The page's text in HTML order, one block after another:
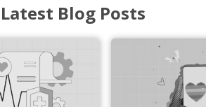
Latest Blog Posts